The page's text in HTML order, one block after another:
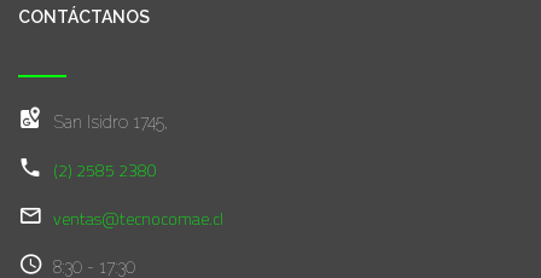
CONTÁCTANOS
San Isidro 1745,
(2) 2585 2380
ventas@tecnocomae.cl
8:30 - 17:30